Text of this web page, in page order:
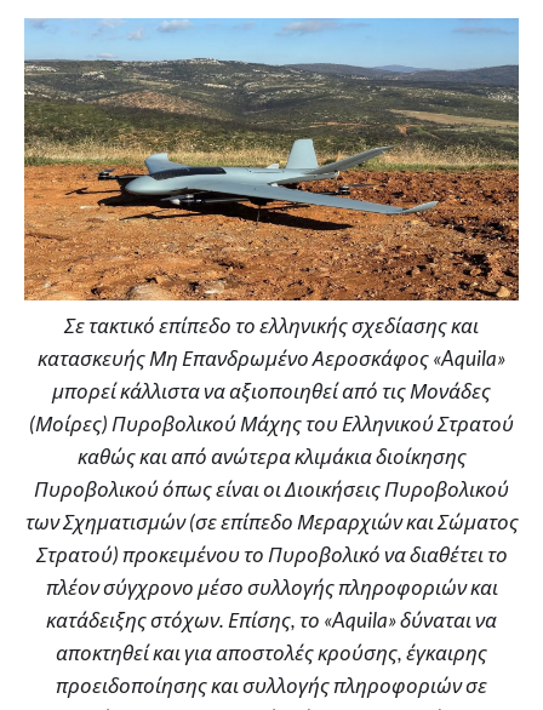
Σε τακτικό επίπεδο το ελληνικής σχεδίασης και
κατασκευής Μη Επανδρωμένο Αεροσκάφος «Aquila»
μπορεί κάλλιστα να αξιοποιηθεί από τις Μονάδες
(Μοίρες) Πυροβολικού Μάχης του Ελληνικού Στρατού
καθώς και από ανώτερα κλιμάκια διοίκησης
Πυροβολικού όπως είναι οι Διοικήσεις Πυροβολικού
των Σχηματισμών (σε επίπεδο Μεραρχιών και Σώματος
Στρατού) προκειμένου το Πυροβολικό να διαθέτει το
πλέον σύγχρονο μέσο συλλογής πληροφοριών και
κατάδειξης στόχων. Επίσης, το «Aquila» δύναται να
αποκτηθεί και για αποστολές κρούσης, έγκαιρης
προειδοποίησης και συλλογής πληροφοριών σε